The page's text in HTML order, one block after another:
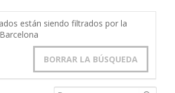
están siendo filtrados por la
BORRAR LA BÚSQUEDA